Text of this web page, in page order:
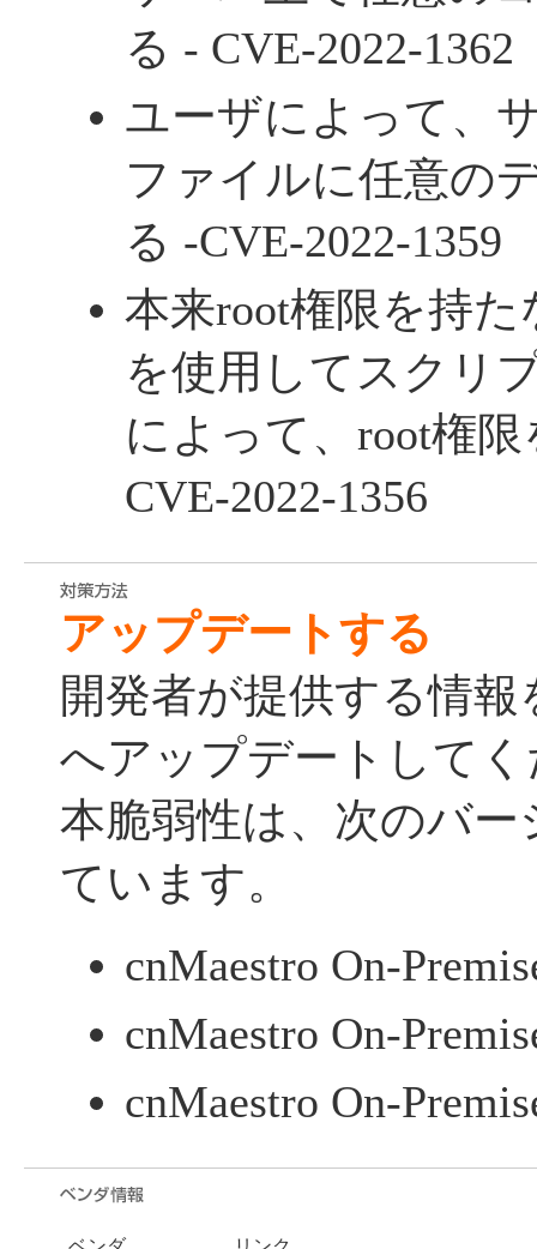
る - CVE-2022-1362
ユーザによって、
ファイルに任意の
る -CVE-2022-1359
本来root権限を持た
を使用してスクリ
によって、root権
CVE-2022-1356
アップデートする
開発者が提供する情
へアップデートして
本脆弱性は、次のバ
ています。
cnMaestro On-
cnMaestro On-
cnMaestro On-